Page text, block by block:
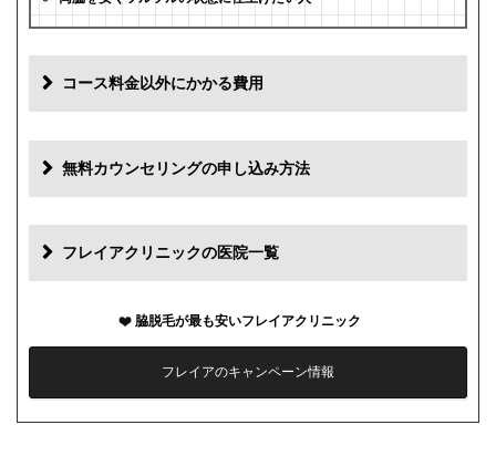
コース料金以外にかかる費用
初診料 0円
再診料
0円
無料カウンセリングの申し込み方法
フレイアクリニックの医院一覧
脇脱毛が最も安いフレイアクリニック
フレイアのキャンペーン情報